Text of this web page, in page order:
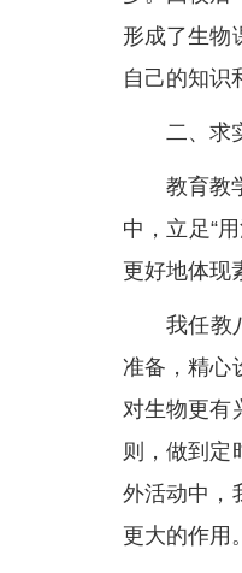
形成了生物
自己的知识
二、求
教育教
中，立足“
更好地体现
我任教
准备，精心
对生物更有
则，做到定
外活动中，
更大的作用。